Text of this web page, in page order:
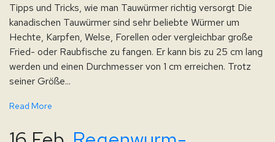
Tipps und Tricks, wie man Tauwürmer richtig versorgt Die
kanadischen Tauwürmer sind sehr beliebte Würmer um
Hechte, Karpfen, Welse, Forellen oder vergleichbar große
Fried- oder Raubfische zu fangen. Er kann bis zu 25 cm lang
werden und einen Durchmesser von 1 cm erreichen. Trotz
seiner Größe...
Read More